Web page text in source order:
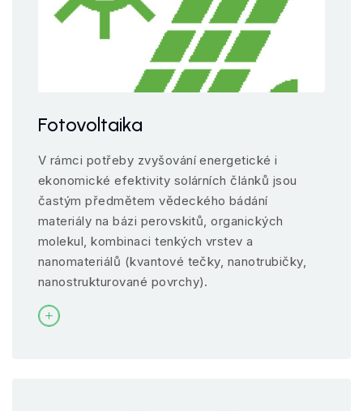
Fotovoltaika
V rámci potřeby zvyšování energetické i
ekonomické efektivity solárních článků jsou
častým předmětem vědeckého bádání
materiály na bázi perovskitů, organických
molekul, kombinaci tenkých vrstev a
nanomateriálů (kvantové tečky, nanotrubičky,
nanostrukturované povrchy).